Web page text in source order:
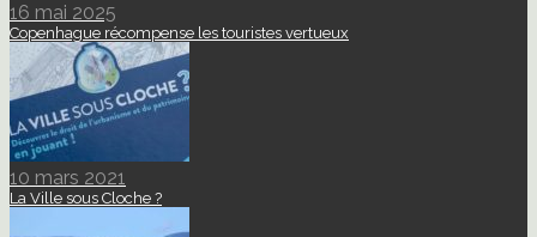
16 mai 2025
Copenhague récompense les touristes vertueux
10 mars 2021
La Ville sous Cloche ?